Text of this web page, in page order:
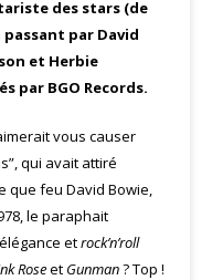
des stars (de
passant par David
et Herbie
par BGO Records.
vous causer
qui avait attiré
que feu David Bowie,
le paraphait
etrock’n’roll
Roseet Gunman? Top !